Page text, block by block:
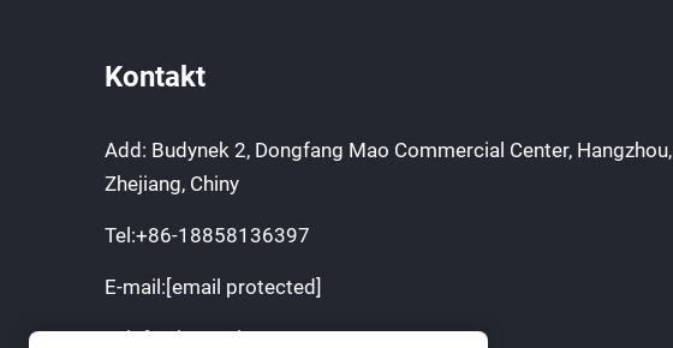
Kontakt
Add: Budynek 2, Dongfang Mao Commercial Center, Hangzhou,
Zhejiang, Chiny
Tel:+86-18858136397
E-mail: [email protected]
Telefon komórkowy:+86-18858136397